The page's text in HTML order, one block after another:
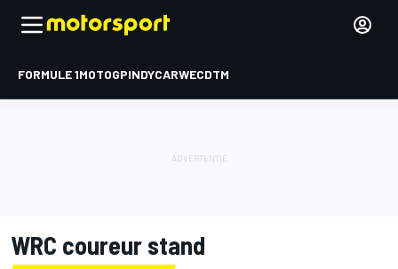
FORMULE 1MOTOGPINDYCARWECDTM
WRC coureur stand